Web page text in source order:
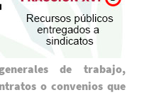
de trabajo,
o convenios que